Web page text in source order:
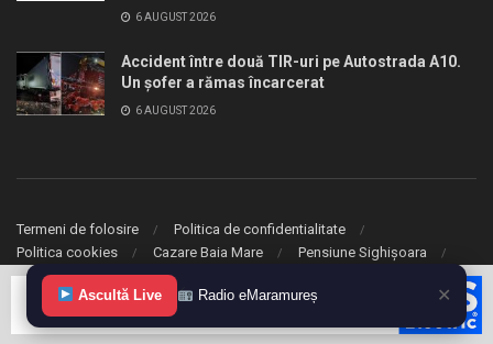
6 AUGUST 2026
Accident între două TIR-uri pe Autostrada A10.
Un șofer a rămas încarcerat
6 AUGUST 2026
Termeni de folosire
Politica de confidentialitate
Politica cookies
Cazare Baia Mare Pensiune Sighișoara
© 2020 eMaramures. Toate drepturile rezervate.
Ascultă Live Radio eMaramureș ✕